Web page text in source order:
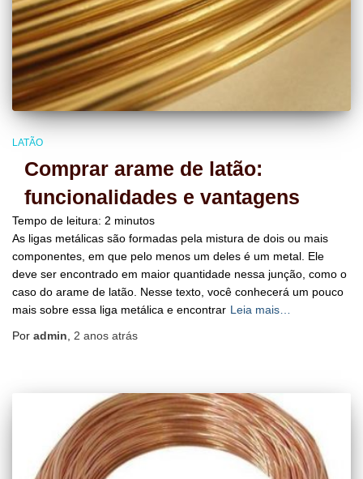
LATÃO
Comprar arame de latão:
funcionalidades e vantagens
Tempo de leitura: 2 minutos
As ligas metálicas são formadas pela mistura de dois ou mais
componentes, em que pelo menos um deles é um metal. Ele
deve ser encontrado em maior quantidade nessa junção, como o
caso do arame de latão. Nesse texto, você conhecerá um pouco
mais sobre essa liga metálica e encontrar Leia mais…
Por admin, 2 anos atrás